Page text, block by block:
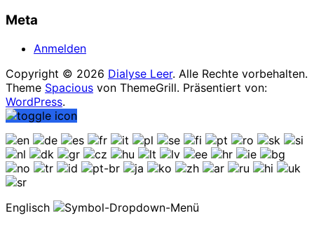
Meta
Anmelden
Copyright © 2026 Dialyse Leer. Alle Rechte vorbehalten.
Theme Spacious von ThemeGrill. Präsentiert von:
WordPress.
Englisch